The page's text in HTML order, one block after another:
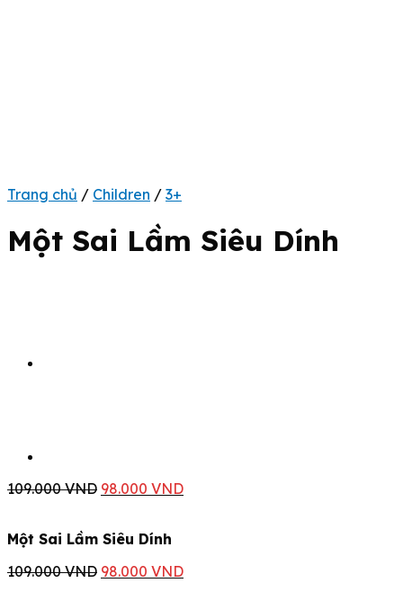
Trang chủ / Children / 3+
Một Sai Lầm Siêu Dính
109.000VND Giá
109.000 VND.
98.000 VNDGiá
Một Sai Lầm Siêu Dính
109.000VND Giá
98.000 VNDGiá